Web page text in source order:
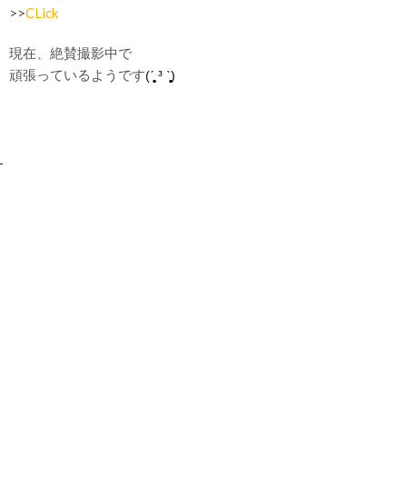
>>CLick
現在、絶賛撮影中で
頑張っているようです(ˊ̥̥̥̥̥ ³ ˋ̥̥̥̥̥)